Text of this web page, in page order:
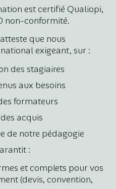
est certifié Qualiopi,
non-conformité.
que nous
exigeant, sur :
des stagiaires
aux besoins
formateurs
acquis
de notre pédagogie
:
et complets pour vos
(devis, convention,